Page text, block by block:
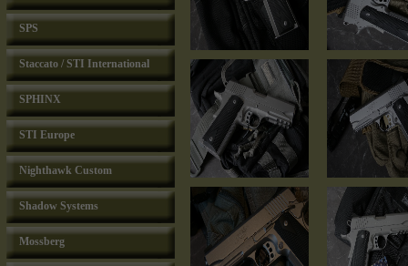
SPS
Staccato / STI International
SPHINX
STI Europe
Nighthawk Custom
Shadow Systems
Mossberg